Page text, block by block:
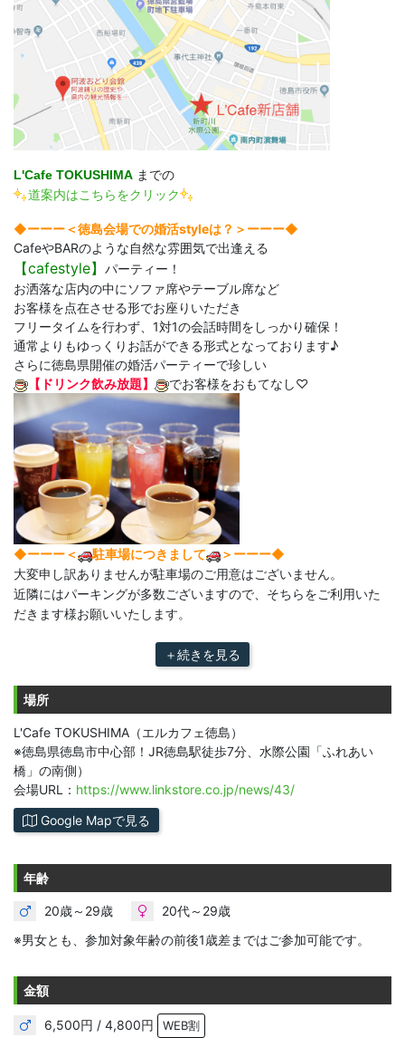
場所
L'Cafe TOKUSHIMA（エルカフェ徳島）
※徳島県徳島市中心部！JR徳島駅徒歩7分、水際公園「ふれあい
橋」の南側）
会場URL： https://www.linkstore.co.jp/news/43/
Google Mapで見る
年齢
20歳～29歳
20代～29歳
※男女とも、参加対象年齢の前後1歳差まではご参加可能です。
金額
6,500円 / 4,800円 WEB割
L'Cafe TOKUSHIMA までの
道案内はこちらをクリック
◆ーーー＜徳島会場での婚活styleは？＞ーーー◆
CafeやBARのような自然な雰囲気で出逢える
【cafestyle】 パーティー！
お洒落な店内の中にソファ席やテーブル席など
お客様を点在させる形でお座りいただき
フリータイムを行わず、1対1の会話時間をしっかり確保！
通常よりもゆっくりお話ができる形式となっております♪
さらに徳島県開催の婚活パーティーで珍しい
【ドリンク飲み放題】
でお客様をおもてなし♡
◆ーーー＜ 駐車場につきまして ＞ーーー◆
大変申し訳ありませんが駐車場のご用意はございません。
近隣にはパーキングが多数ございますので、そちらをご利用いた
だきます様お願いいたします。
＋続きを見る